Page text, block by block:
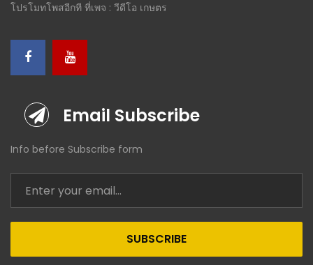
โปรโมทโพสอีกที ที่เพจ : วีดีโอ เกษตร
Email Subscribe
Info before Subscribe form
SUBSCRIBE